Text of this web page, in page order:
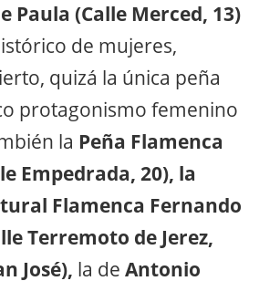
Paula (Calle Merced, 13)
de mujeres,
quizá la única peña
protagonismo femenino
la Peña Flamenca
Empedrada, 20), la
Flamenca Fernando
Terremoto de Jerez,
José), la de Antonio